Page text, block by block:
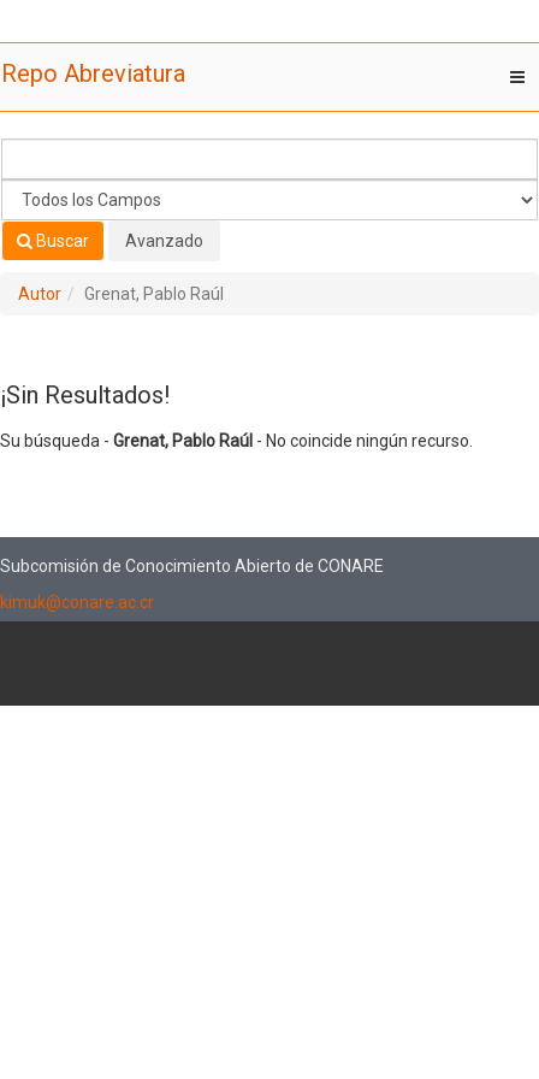
Repo Abreviatura
Buscar Avanzado
Autor Grenat, Pablo Raúl
¡Sin Resultados!
Su búsqueda - Grenat, Pablo Raúl - No coincide ningún recurso.
Subcomisión de Conocimiento Abierto de CONARE
kimuk@conare.ac.cr